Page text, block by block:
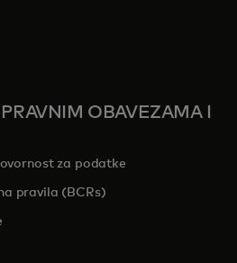
in a new tab
OBAVEZAMA I
za podatke
pravila (BCRs)
a new tab